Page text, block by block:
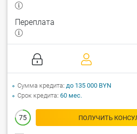
Переплата
75 ПОЛУЧИТЬ
Сумма кредита до 135 000 BYN
Срок кредита 60 мес.